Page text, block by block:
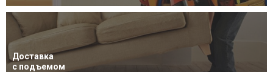
Доставка
с подъемом